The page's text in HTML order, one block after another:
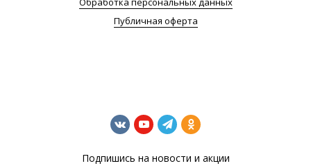
Публичная оферта
Подпишись на новости и акции